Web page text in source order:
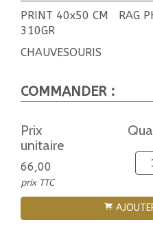
PRINT 40x50 CM RAG
310GR
CHAUVESOURIS
COMMANDER :
Prix
unitaire
66,00
prix TTC